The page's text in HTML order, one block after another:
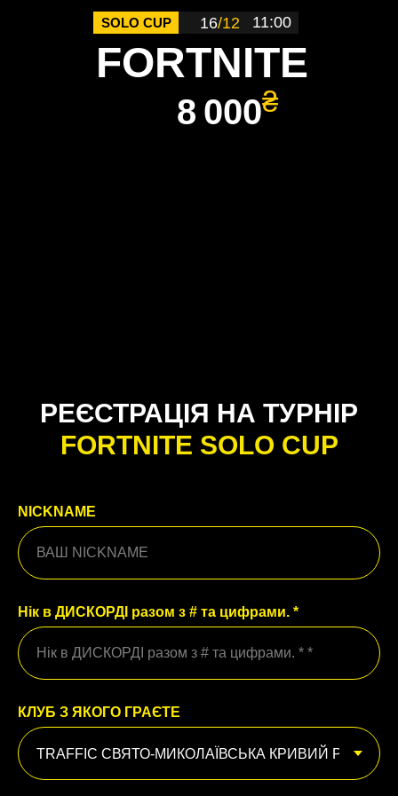
FORTNITE
SOLO CUP
8 000₴
16/12 11:00
РЕЄСТРАЦІЯ НА ТУРНІР
FORTNITE SOLO CUP
NICKNAME
Нік в ДИСКОРДІ разом з # та цифрами. *
КЛУБ З ЯКОГО ГРАЄТЕ